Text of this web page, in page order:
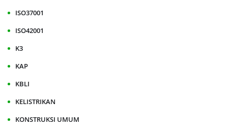
ISO37001
ISO42001
K3
KAP
KBLI
KELISTRIKAN
KONSTRUKSI UMUM